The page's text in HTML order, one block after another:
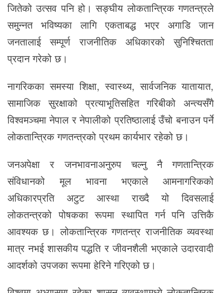
जितेको उत्सव पनि हो। सङ्घीय लोकतान्त्रिक गणतन्त्रले
समुन्नत भविष्यका लागि एकताबद्ध भएर अगाडि जान
जनतालाई सम्पूर्ण राजनीतिक अधिकारको सुनिश्चितता
प्रदान गरेको छ।
नागरिकका समस्या शिक्षा, स्वास्थ्य, सार्वजनिक यातायात,
सामाजिक सुरक्षाको प्रत्याभूतिसहित गरिबीको अन्त्यसँगै
विश्वमञ्चमा नेपाल र नेपालीको प्रतिष्ठालाई उँचो बनाउन पर्ने
लोकतान्त्रिक गणतन्त्रको प्रथम कार्यभार रहेको छ।
जनअपेक्षा र जनभावनाअनुरुप चल्नु नै गणतान्त्रिक
संविधानको मूल भावना भएकाले आमनागरिकको
अधिकारप्रति अटुट आस्था राख्दै यो दिवसलाई
लोकतन्त्रको पोषकका रूपमा स्थापित गर्न पनि उत्तिकै
आवश्यक छ। लोकतान्त्रिक गणतन्त्र राजनीतिक व्यवस्था
मात्र नभई शासकीय पद्धति र जीवनशैली भएकाले उदारवादी
आदर्शको उपजका रूपमा हेरिने गरिएको छ।